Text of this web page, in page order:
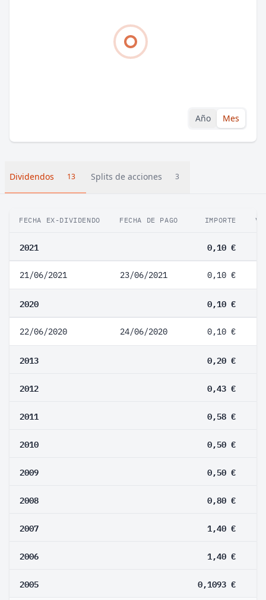
Año Mes
Dividendos 13 Splits de acciones 3
FECHA EX-DIVIDENDO FECHA DE PAGO IMPORTE
2021 0,10 €
21/06/2021 23/06/2021 0,10 €
2020 0,10 €
22/06/2020 24/06/2020 0,10 €
2013 0,20 €
2012 0,43 €
2011 0,58 €
2010 0,50 €
2009 0,50 €
2008 0,80 €
2007 1,40 €
2006 1,40 €
2005 0,1093 €